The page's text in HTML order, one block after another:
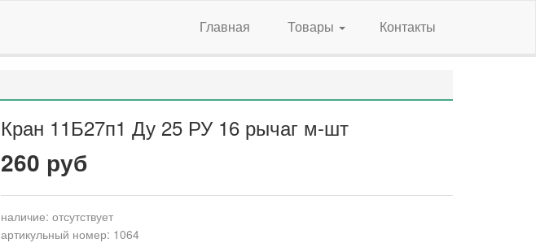
Главная Товары Контакты
Кран 11Б27п1 Ду 25 РУ 16 рычаг м-шт
260 руб
наличие: отсутствует
артикульный номер: 1064